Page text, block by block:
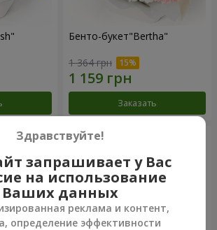
Бенто-букет"Bertha"
1 364 грн
Заказать
Здравствуйте!
запрашивает у Вас
на использование
Ваших данных
реклама и контент,
определение эффективности